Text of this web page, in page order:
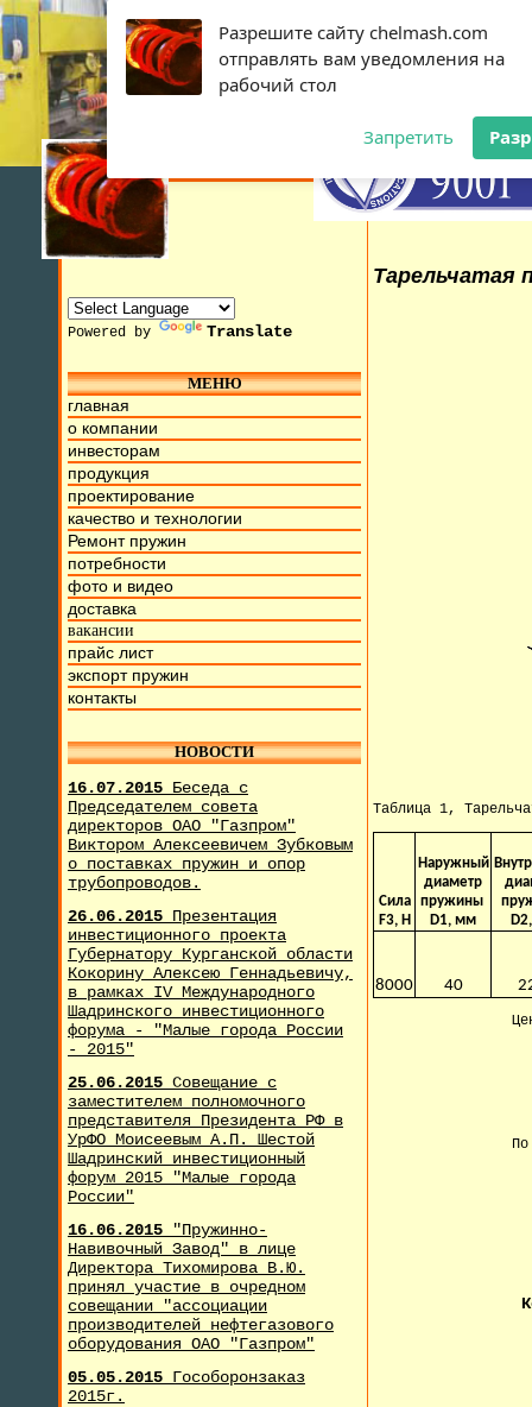
Разрешите сайту chelmash.com
отправлять вам уведомления на
рабочий стол
Запретить
Powered by Translate
МЕНЮ
главная
о компании
инвесторам
продукция
проектирование
качество и технологии
Ремонт пружин
потребности
фото и видео
доставка
вакансии
прайс лист
экспорт пружин
контакты
НОВОСТИ
16.07.2015 Беседа с
Председателем совета
директоров ОАО "Газпром"
Виктором Алексеевичем Зубковым
о поставках пружин и опор
трубопроводов.
26.06.2015 Презентация
инвестиционного проекта
Губернатору Курганской области
Кокорину Алексею Геннадьевичу,
в рамках IV Международного
Шадринского инвестиционного
форума - "Малые города России
- 2015"
25.06.2015 Совещание с
заместителем полномочного
представителя Президента РФ в
УрФО Моисеевым А.П. Шестой
Шадринский инвестиционный
форум 2015 "Малые города
России"
16.06.2015
"Пружинно-
Навивочный Завод" в лице
Директора Тихомирова В.Ю.
принял участие в очредном
совещании "ассоциации
производителей нефтегазового
оборудования ОАО "Газпром"
05.05.2015 Гособоронзаказ
2015г.
Тарельчатая
Мы находимся на ул. Труда, д.17. Бесплатный номер
Таблица 1,
Сила
F3, H
Наружный
диаметр
пружины
D1, мм
8000 40